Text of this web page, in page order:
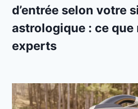
d’entrée selon votre
astrologique : ce que
experts